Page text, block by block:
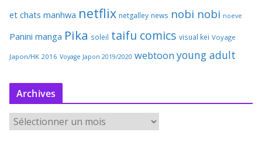
et chats manhwa netflix netgalley news nobi nobi noeve
Panini manga Pika soleil taifu comics visual kei Voyage
Japon/HK 2016 Voyage Japon 2019/2020 webtoon young adult
Archives